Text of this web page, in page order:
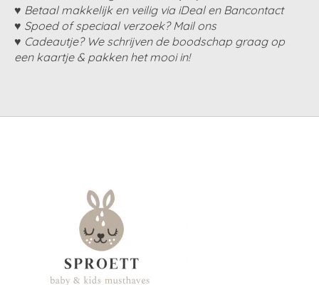
♥ Betaal makkelijk en veilig via iDeal en Bancontact
♥ Spoed of speciaal verzoek? Mail ons
♥ Cadeautje? We schrijven de boodschap graag op
een kaartje & pakken het mooi in!